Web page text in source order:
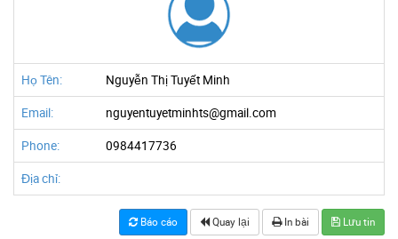
Họ Tên: Nguyễn Thị Tuyết Minh
Email: nguyentuyetminhts@gmail.com
Phone: 0984417736
Địa chỉ:
Báo cáo Quay lại In bài Lưu tin